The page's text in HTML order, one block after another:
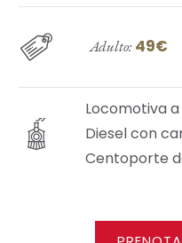
Adulto:49€
Locomotiva
Diesel con
Centoporte